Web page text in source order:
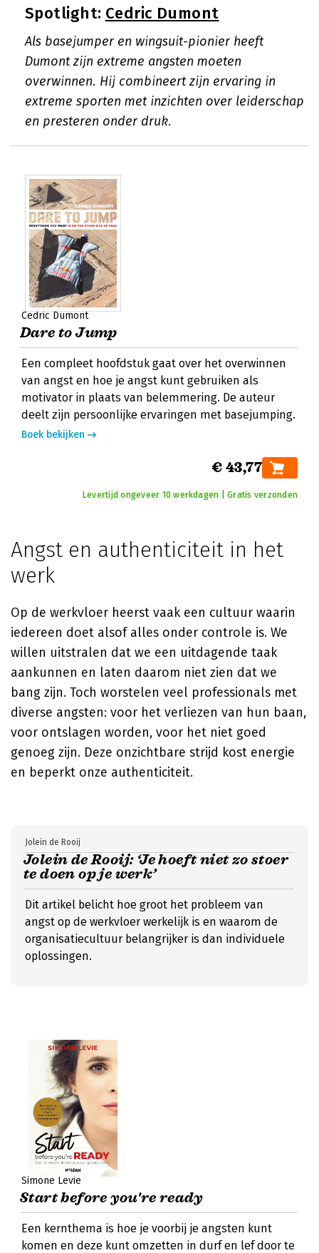
Spotlight: Cedric Dumont
Als basejumper en wingsuit-pionier heeft
Dumont zijn extreme angsten moeten
overwinnen. Hij combineert zijn ervaring in
extreme sporten met inzichten over leiderschap
en presteren onder druk.
Cedric Dumont
Dare to Jump
Een compleet hoofdstuk gaat over het overwinnen
van angst en hoe je angst kunt gebruiken als
motivator in plaats van belemmering. De auteur
deelt zijn persoonlijke ervaringen met basejumping.
Boek bekijken
€ 43,77
Levertijd ongeveer 10 werkdagen | Gratis verzonden
Angst en authenticiteit in het
werk
Op de werkvloer heerst vaak een cultuur waarin
iedereen doet alsof alles onder controle is. We
willen uitstralen dat we een uitdagende taak
aankunnen en laten daarom niet zien dat we
bang zijn. Toch worstelen veel professionals met
diverse angsten: voor het verliezen van hun baan,
voor ontslagen worden, voor het niet goed
genoeg zijn. Deze onzichtbare strijd kost energie
en beperkt onze authenticiteit.
Jolein de Rooij: ‘Je hoeft niet zo stoer
te doen op je werk’
Jolein de Rooij
Dit artikel belicht hoe groot het probleem van
angst op de werkvloer werkelijk is en waarom de
organisatiecultuur belangrijker is dan individuele
oplossingen.
Simone Levie
Start before you're ready
Een kernthema is hoe je voorbij je angsten kunt
komen en deze kunt omzetten in durf en lef door te